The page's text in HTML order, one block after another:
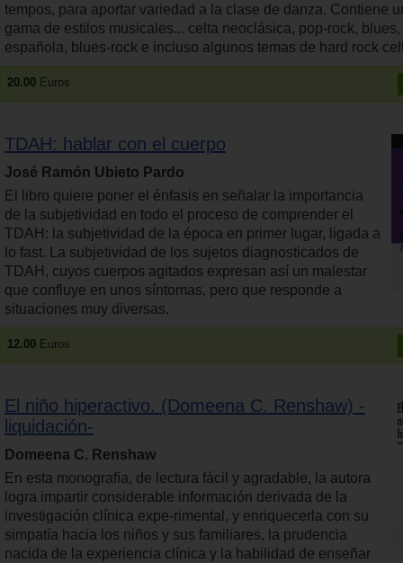
tempos, para aportar variedad a la clase de danza. Contiene
gama de estilos musicales... celta neoclásica, pop-rock,
española, blues-rock e incluso algunos temas de hard rock
20.00 Euros
TDAH: hablar con el cuerpo
José Ramón Ubieto Pardo
El libro quiere poner el énfasis en señalar la importancia
de la subjetividad en todo el proceso de comprender el
TDAH: la subjetividad de la época en primer lugar, ligada a
lo fast. La subjetividad de los sujetos diagnosticados de
TDAH, cuyos cuerpos agitados expresan así un malestar
que confluye en unos síntomas, pero que responde a
situaciones muy diversas.
12.00 Euros
El niño hiperactivo. (Domeena C. Renshaw) -
liquidación-
Domeena C. Renshaw
En esta monografía, de lectura fácil y agradable, la autora
logra impartir considerable información derivada de la
investigación clínica expe-rimental, y enriquecerla con su
simpatía hacia los niños y sus familiares, la prudencia
nacida de la experiencia clínica y la habilidad de enseñar